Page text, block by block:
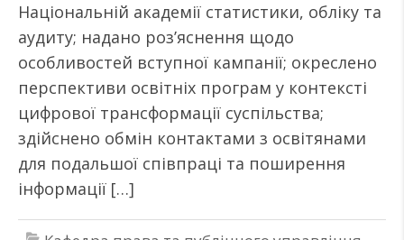
Національній академії статистики, обліку та
аудиту; надано роз’яснення щодо
особливостей вступної кампанії; окреслено
перспективи освітніх програм у контексті
цифрової трансформації суспільства;
здійснено обмін контактами з освітянами
для подальшої співпраці та поширення
інформації […]